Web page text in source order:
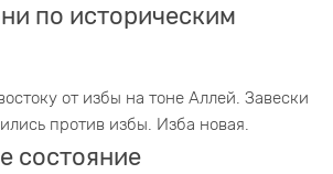
по историческим
от избы на тоне Аллей. Завески
против избы. Изба новая.
состояние